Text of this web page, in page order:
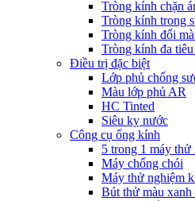
Tròng kính chặn
Tròng kính trong
Tròng kính đổi
Tròng kính đa
Điều trị đặc biệt
Lớp phủ chống
Màu lớp phủ AR
HC Tinted
Siêu kỵ nước
Công cụ ống kính
5 trong 1 máy thử
Máy chống chói
Máy thử nghiệm
Bút thử màu xanh